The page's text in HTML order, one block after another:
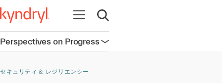
Open navigation
Open search
Perspectives on Progress Open navigation
セキュリティ＆ レジリエンシー